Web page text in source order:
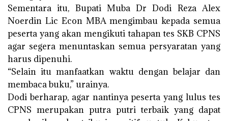
Sementara itu, Bupati Muba Dr Dodi Reza Alex
Noerdin Lic Econ MBA mengimbau kepada semua
peserta yang akan mengikuti tahapan tes SKB CPNS
agar segera menuntaskan semua persyaratan yang
harus dipenuhi.
“Selain itu manfaatkan waktu dengan belajar dan
membaca buku,” urainya.
Dodi berharap, agar nantinya peserta yang lulus tes
CPNS merupakan putra putri terbaik yang dapat